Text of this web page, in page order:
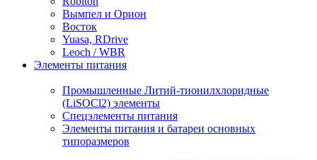
Вымпел и Орион
Восток
Yuasa, RDrive
Leoch / WBR
Элементы питания
Промышленные Литий-тионилхлоридные
(LiSOCl2) элементы
Спецэлементы питания
Элементы питания и батареи основных
типоразмеров